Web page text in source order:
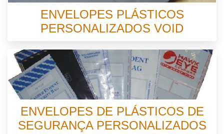
ENVELOPES PLÁSTICOS
PERSONALIZADOS VOID
ENVELOPES DE PLÁSTICOS DE
SEGURANÇA PERSONALIZADOS